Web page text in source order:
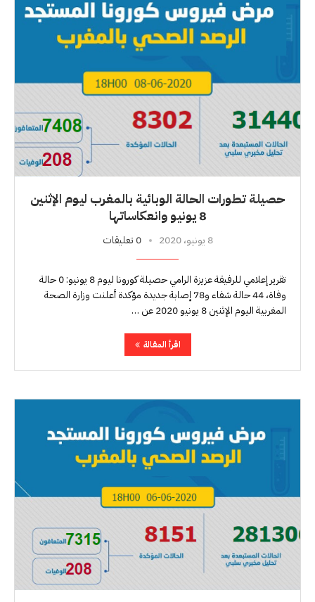
حصيلة تطورات الحالة الوبائية بالمغرب ليوم الإثنين
8 يونيو وانعكاساتها
8 يونيو، 2020 0 تعليقات
تقرير إعلامي للرفيقة عزيزة الرامي حصيلة كورونا ليوم 8 يونيو: 0 حالة
وفاة، 44 حالة شفاء و78 إصابة جديدة مؤكدة أعلنت وزارة الصحة
المغربية اليوم الإثنين 8 يونيو 2020 عن …
اقرأ المقالة